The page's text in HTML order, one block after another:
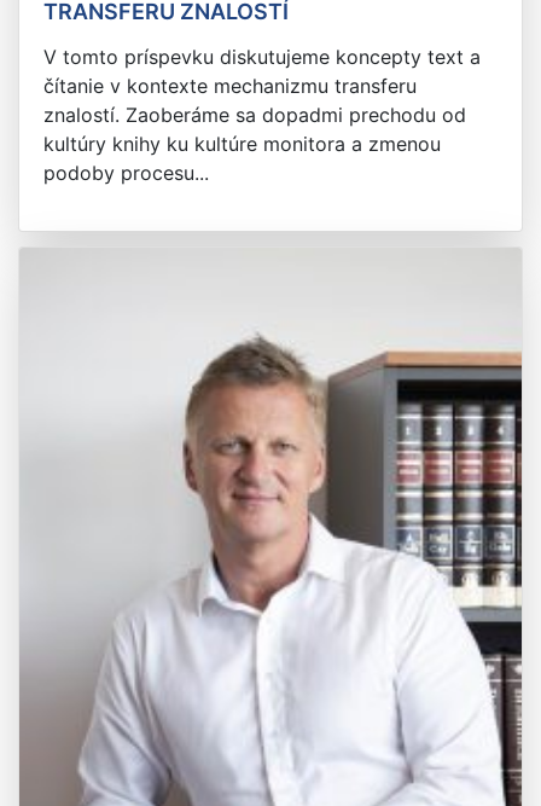
TRANSFERU ZNALOSTÍ
V tomto príspevku diskutujeme koncepty text a
čítanie v kontexte mechanizmu transferu
znalostí. Zaoberáme sa dopadmi prechodu od
kultúry knihy ku kultúre monitora a zmenou
podoby procesu...